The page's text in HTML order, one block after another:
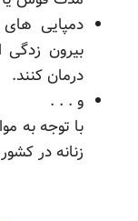
دمپایی های
بیرون زدگی
درمان کنند.
و . . .
با توجه به
زنانه در